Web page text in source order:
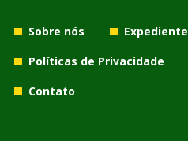
Sobre nós
Expediente
Políticas de Privacidade
Contato